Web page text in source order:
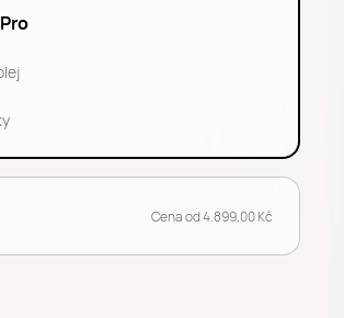
Cena od 4.899,00 Kč